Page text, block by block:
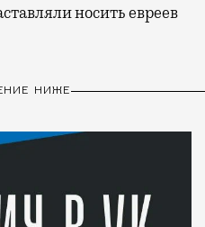
носить евреев
НИЖЕ